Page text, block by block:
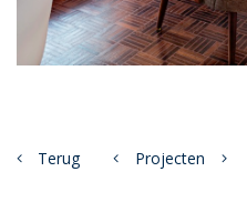
Terug Projecten